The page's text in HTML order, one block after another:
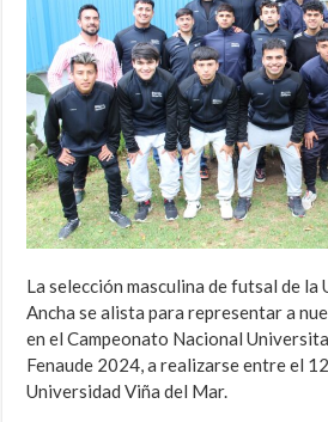
La selección masculina de futsal de la
Ancha se alista para representar a
en el Campeonato Nacional
Fenaude 2024, a realizarse entre el
Universidad Viña del Mar.